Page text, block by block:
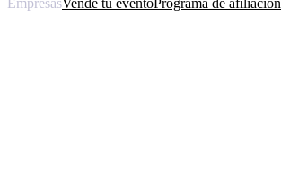
EmpresasVende tu eventoPrograma de afiliación